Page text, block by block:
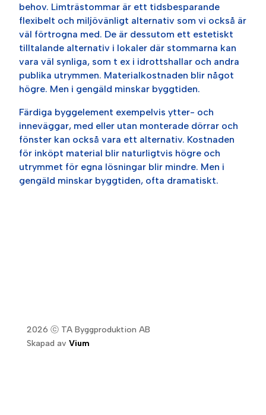
behov. Limträstommar är ett tidsbesparande
flexibelt och miljövänligt alternativ som vi också är
väl förtrogna med. De är dessutom ett estetiskt
tilltalande alternativ i lokaler där stommarna kan
vara väl synliga, som t ex i idrottshallar och andra
publika utrymmen. Materialkostnaden blir något
högre. Men i gengäld minskar byggtiden.
​Färdiga byggelement exempelvis ytter- och
inneväggar, med eller utan monterade dörrar och
fönster kan också vara ett alternativ. Kostnaden
för inköpt material blir naturligtvis högre och
utrymmet för egna lösningar blir mindre. Men i
gengäld minskar byggtiden, ofta dramatiskt.
2026 ⓒ TA Byggproduktion AB
Skapad av Vium